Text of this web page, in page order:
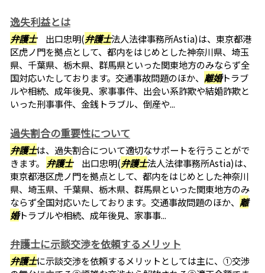
逸失利益とは
弁護士出口忠明(弁護士法人法律事務所Astia)は、東京都港
区虎ノ門を拠点として、都内をはじめとした神奈川県、埼玉
県、千葉県、栃木県、群馬県といった関東地方のみならず全
国対応いたしております。交通事故問題のほか、 離婚トラブ
ルや相続、成年後見、家事事件、出会い系詐欺や結婚詐欺と
いった刑事事件、金銭トラブル、倒産や...
過失割合の重要性について
弁護士は、過失割合について適切なサポートを行うことがで
きます。 弁護士出口忠明(弁護士法人法律事務所Astia)は、
東京都港区虎ノ門を拠点として、都内をはじめとした神奈川
県、埼玉県、千葉県、栃木県、群馬県といった関東地方のみ
ならず全国対応いたしております。交通事故問題のほか、 離
婚トラブルや相続、成年後見、家事事...
弁護士に示談交渉を依頼するメリット
弁護士に示談交渉を依頼するメリットとしては主に、①交渉